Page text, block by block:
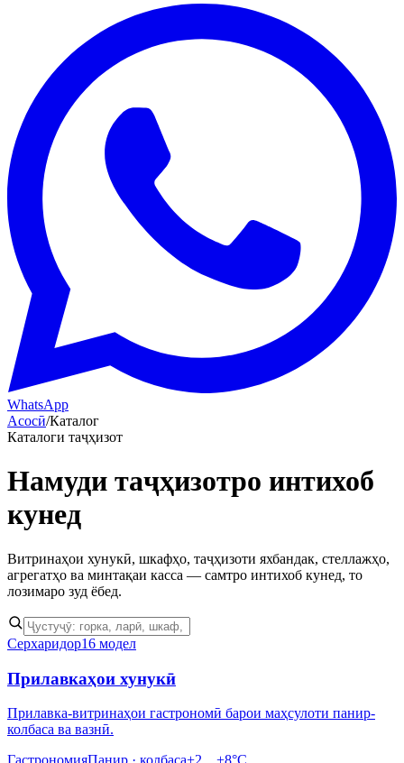
WhatsApp
Асосӣ/Каталог
Каталоги таҷҳизот
Намуди таҷҳизотро интихоб
кунед
Витринаҳои хунукӣ, шкафҳо, таҷҳизоти яхбандак, стеллажҳо,
агрегатҳо ва минтақаи касса — самтро интихоб кунед, то
лозимаро зуд ёбед.
Серхаридор16 модел
Прилавкаҳои хунукӣ
Прилавка-витринаҳои гастрономӣ барои маҳсулоти панир-
колбаса ва вазнӣ.